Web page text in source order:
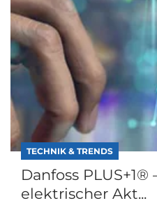
TECHNIK & TRENDS
Danfoss
elektrischer Akt...